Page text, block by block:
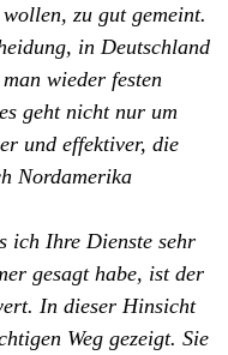
zu gut gemeint.
in Deutschland
wieder festen
geht nicht nur um
und effektiver, die
Nordamerika
ich Ihre Dienste sehr
gesagt habe, ist der
In dieser Hinsicht
Weg gezeigt. Sie